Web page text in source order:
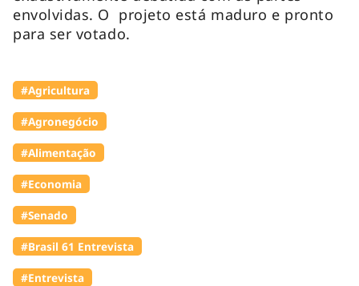
envolvidas. O projeto está maduro e pronto
para ser votado.
#Agricultura
#Agronegócio
#Alimentação
#Economia
#Senado
#Brasil 61 Entrevista
#Entrevista